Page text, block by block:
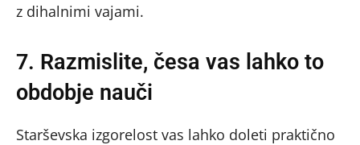
z dihalnimi vajami.
7. Razmislite, česa vas lahko to
obdobje nauči
Starševska izgorelost vas lahko doleti praktično